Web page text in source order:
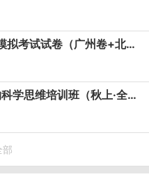
2026中考（会考）生物第二次模拟考试试卷（广州卷+北京卷）
【视频】张雨桐 2026 初二生物科学思维培训班（秋上·全国版·A+·专属）
部